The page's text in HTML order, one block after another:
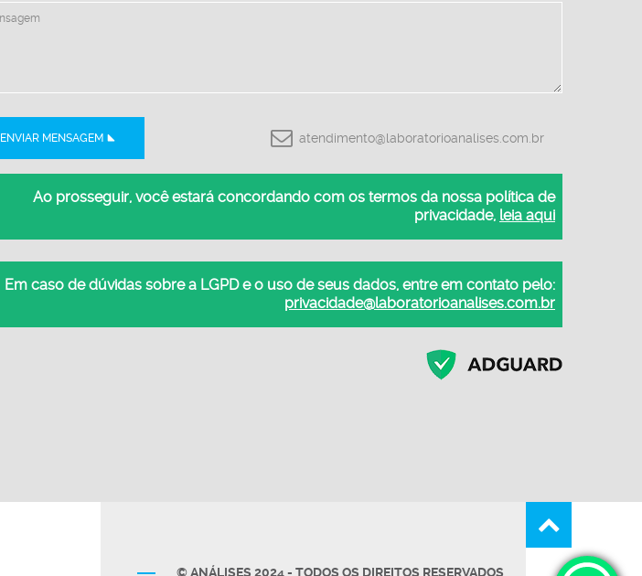
ENVIAR MENSAGEM atendimento@laboratorioanalises.com.br
Ao prosseguir, você estará concordando com os termos da nossa política de
privacidade, leia aqui
Em caso de dúvidas sobre a LGPD e o uso de seus dados, entre em contato pelo:
privacidade@laboratorioanalises.com.br
© ANÁLISES 2024 - TODOS OS DIREITOS RESERVADOS